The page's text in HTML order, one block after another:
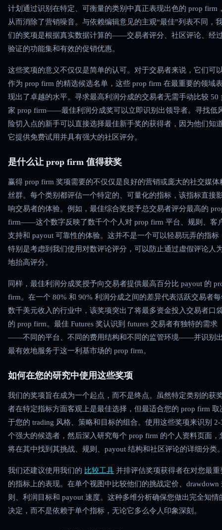
计划通过识别在特定、可衡量的类别中真正表现出色的 prop firm
从而消除了营销噪音。与依赖编辑意见的主观“最佳”列表不同，
们的奖项是根据真实数据计算的——交易者评分、社区评论、经
验证的功能集和有效的促销优惠。
这些奖项的意义不仅仅是简单的认可。对于交易者来说，它们可
作为 prop firm 的精选候选名单，这些 prop firm 在最重要的领域
现出了卓越的水平。寻求最高利润分成的交易者无需手动比较 50
家 prop firm——最佳利润分成奖可以立即识别出领导者。寻找低
险切入点的新手可以直接选择最佳新手奖的获得者，因为他们知
它提供免费试用并具有强大的社区评分。
是什么让 prop firm 值得获奖
赢得 prop firm 奖项需要的不仅仅是良好的营销或庞大的社交媒体
丝群。每个类别都评估一个特定的、可量化的指标，该指标直接
响交易者的体验。例如，最佳综合奖授予总交易者评分最高的
firm——这个数字反映了数千个个人对 prop firm 平台、规则、客
支持和 payout 可靠性的体验。这并不是一个可以轻易玩弄的指标
特别是考虑到我们使用对数评论评分，可以防止通过虚假评论人
地抬高评分。
同样，最佳利润分成奖授予向交易者提供最高百分比 payout 的
firm。在一个 80% 和 90% 利润分成之间的差异代表活跃交易者
数千美元收入的行业中，该奖项突出了将最多资金投入交易者口
的 prop firm。最佳 Futures 奖认识到 futures 交易者有独特的需求
——不同的平台、不同的费用结构和不同的监管环境——并识别
最有效地服务于这一利基市场的 prop firm。
如何在您的研究中使用这些奖项
我们的奖项旨在成为一个起点，而不是终点。虽然特定类别的获
者在特定指标方面客观上是最佳选择，但最适合您的 prop firm 取
于您的 trading 风格、策略和目标的组合。使用这些奖项来识别 2-
个强大的候选者，然后深入研究每个 prop firm 的个人资料页面，
将在其中找到其挑战、规则、payout 结构和社区评论的详细分类
我们还建议使用我们的 比较工具 并排评估奖项获得者在对您最重
的指标上的表现。在单个视图中比较他们的挑战定价、drawdown
则、利润目标和 payout 速度。这种多维分析确保您做出完全知情
决定，而不是依赖于单个指标，无论它多么令人印象深刻。